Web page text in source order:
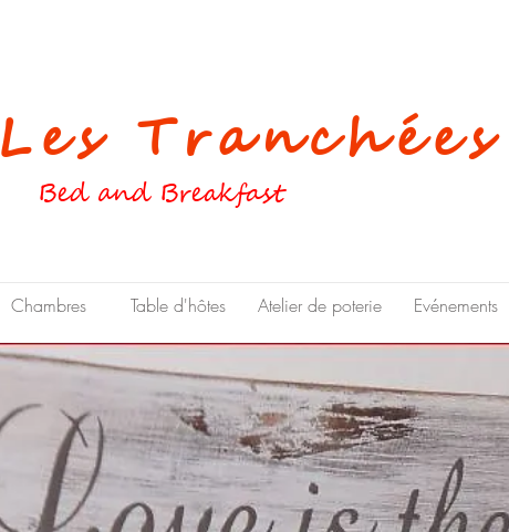
Les Tranchées
Bed and Breakfast
Chambres Table d'hôtes Atelier de poterie Evénements